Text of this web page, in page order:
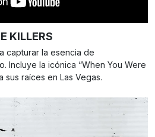
KILLERS
capturar la esencia de
Incluye la icónica “When You Were
sus raíces en Las Vegas.